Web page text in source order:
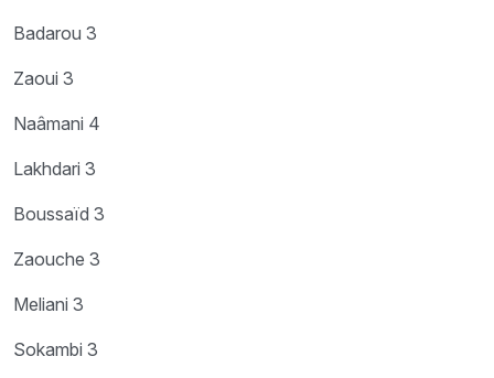
Badarou 3
Zaoui 3
Naâmani 4
Lakhdari 3
Boussaïd 3
Zaouche 3
Meliani 3
Sokambi 3